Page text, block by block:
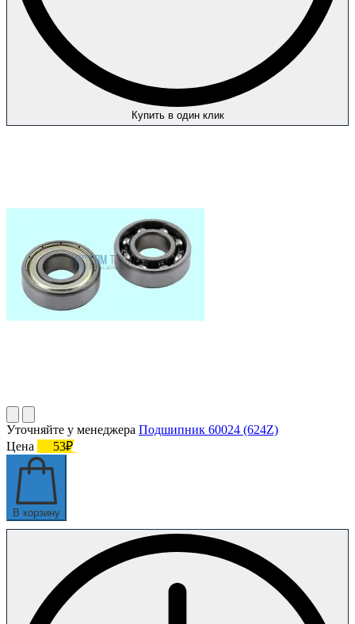
Купить в один клик
Уточняйте у менеджера Подшипник 60024 (624Z)
Цена
53₽
В корзину